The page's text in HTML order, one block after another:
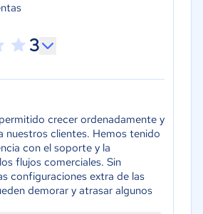
3
crecer ordenadamente y
nuestros clientes. Hemos tenido
con el soporte y la
flujos comerciales. Sin
configuraciones extra de las
demorar y atrasar algunos